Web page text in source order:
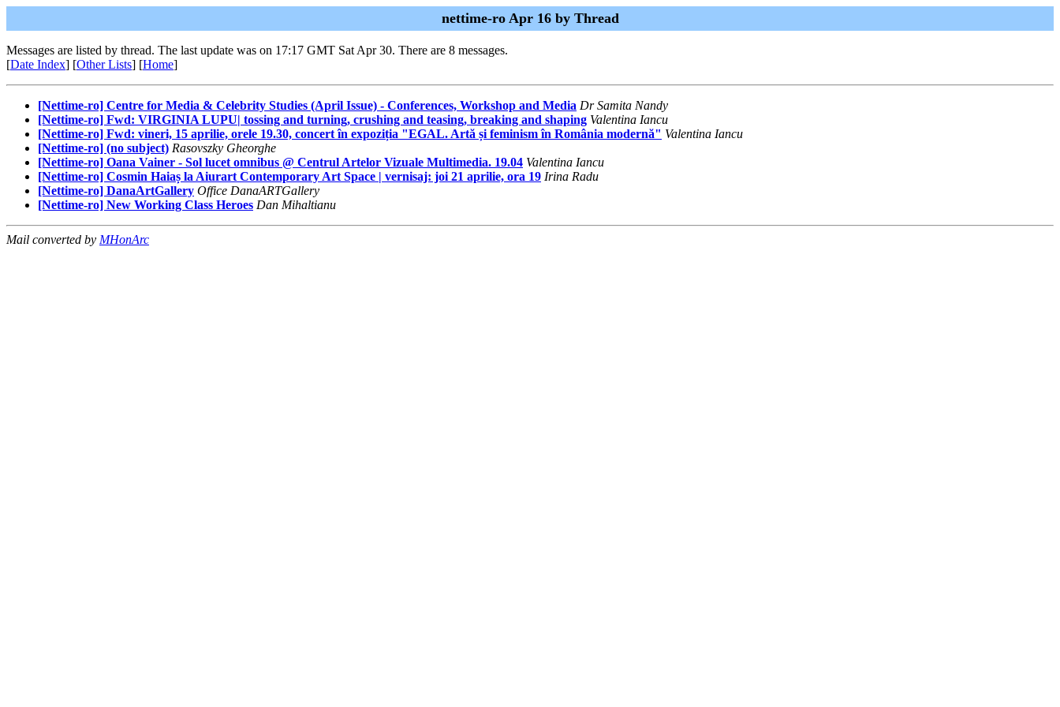
nettime-ro Apr 16 by Thread
Messages are listed by thread. The last update was on 17:17 GMT Sat Apr 30. There are 8 messages.
[Date Index] [Other Lists] [Home]
[Nettime-ro] Centre for Media & Celebrity Studies (April Issue) - Conferences, Workshop and Media Dr Samita Nandy
[Nettime-ro] Fwd: VIRGINIA LUPU| tossing and turning, crushing and teasing, breaking and shaping Valentina Iancu
[Nettime-ro] Fwd: vineri, 15 aprilie, orele 19.30, concert în expoziția "EGAL. Artă și feminism în România modernă" Valentina Iancu
[Nettime-ro] (no subject) Rasovszky Gheorghe
[Nettime-ro] Oana Vainer - Sol lucet omnibus @ Centrul Artelor Vizuale Multimedia. 19.04 Valentina Iancu
[Nettime-ro] Cosmin Haiaș la Aiurart Contemporary Art Space | vernisaj: joi 21 aprilie, ora 19 Irina Radu
[Nettime-ro] DanaArtGallery Office DanaARTGallery
[Nettime-ro] New Working Class Heroes Dan Mihaltianu
Mail converted by MHonArc